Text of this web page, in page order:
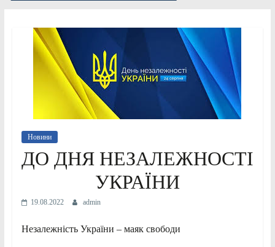
Новини
ДО ДНЯ НЕЗАЛЕЖНОСТІ
УКРАЇНИ
19.08.2022 admin
Незалежність України – маяк свободи